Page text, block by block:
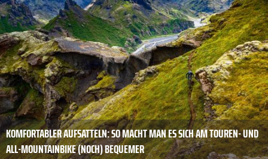
KOMFORTABLER ­AUFSATTELN: SO MACHT MAN ES SICH AM TOUREN- UND
ALL-MOUNTAINBIKE (NOCH) BEQUEMER